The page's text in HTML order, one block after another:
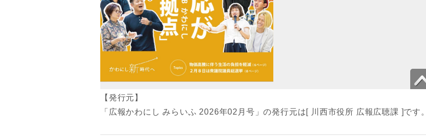
【発行元】
「広報かわにし みらいふ 2026年02月号」の発行元は[ 川西市役所 広報広聴課 ]です。